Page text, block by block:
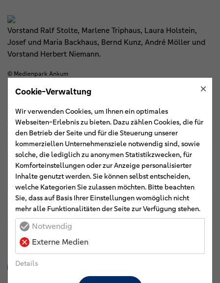
Vorstand Ralf Stolte, Marlene Triphaus, Laura Holstein,
Josef und Maria Backhaus, Bernd Kunz, André Möller und
Vorstand Herbert Niemann.
© Medienpark Ankum
Links
VR-Bank eG Osnabrücker Nordland
Diesen Beitrag teilen:
Cookie-Verwaltung ×
Wir verwenden Cookies, um Ihnen ein optimales
Webseiten-Erlebnis zu bieten. Dazu zählen Cookies, die für
den Betrieb der Seite und für die Steuerung unserer
kommerziellen Unternehmensziele notwendig sind, sowie
solche, die lediglich zu anonymen Statistikzwecken, für
Komforteinstellungen oder zur Anzeige personalisierter
Inhalte genutzt werden. Sie können selbst entscheiden,
welche Kategorien Sie zulassen möchten. Bitte beachten
Sie, dass auf Basis Ihrer Einstellungen womöglich nicht
mehr alle Funktionalitäten der Seite zur Verfügung stehen.
Notwendig
Externe Medien
Details